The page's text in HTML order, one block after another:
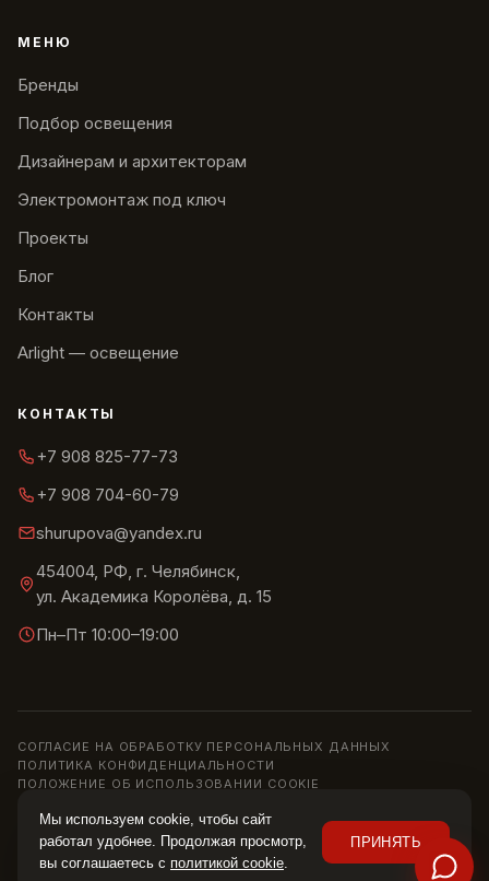
МЕНЮ
Бренды
Подбор освещения
Дизайнерам и архитекторам
Электромонтаж под ключ
Проекты
Блог
Контакты
Arlight — освещение
КОНТАКТЫ
+7 908 825-77-73
+7 908 704-60-79
shurupova@yandex.ru
454004, РФ, г. Челябинск,
ул. Академика Королёва, д. 15
Пн–Пт 10:00–19:00
СОГЛАСИЕ НА ОБРАБОТКУ ПЕРСОНАЛЬНЫХ ДАННЫХ
ПОЛИТИКА КОНФИДЕНЦИАЛЬНОСТИ
ПОЛОЖЕНИЕ ОБ ИСПОЛЬЗОВАНИИ COOKIE
Информация на сайте носит справочный характер и не является
публичной офертой (ст. 437 ГК РФ). Цены, наличие и характеристики
уточняйте у менеджера.
Мы используем cookie, чтобы сайт
работал удобнее. Продолжая просмотр,
вы соглашаетесь с политикой cookie.
ПРИНЯТЬ